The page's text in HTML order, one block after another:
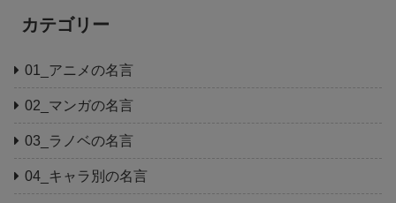
カテゴリー
01_アニメの名言
02_マンガの名言
03_ラノベの名言
04_キャラ別の名言